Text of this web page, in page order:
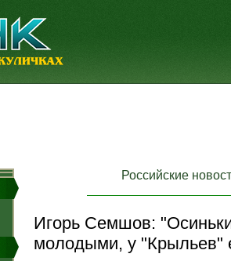
Российские
Игорь Семшов:
молодыми, у "Крыльев"